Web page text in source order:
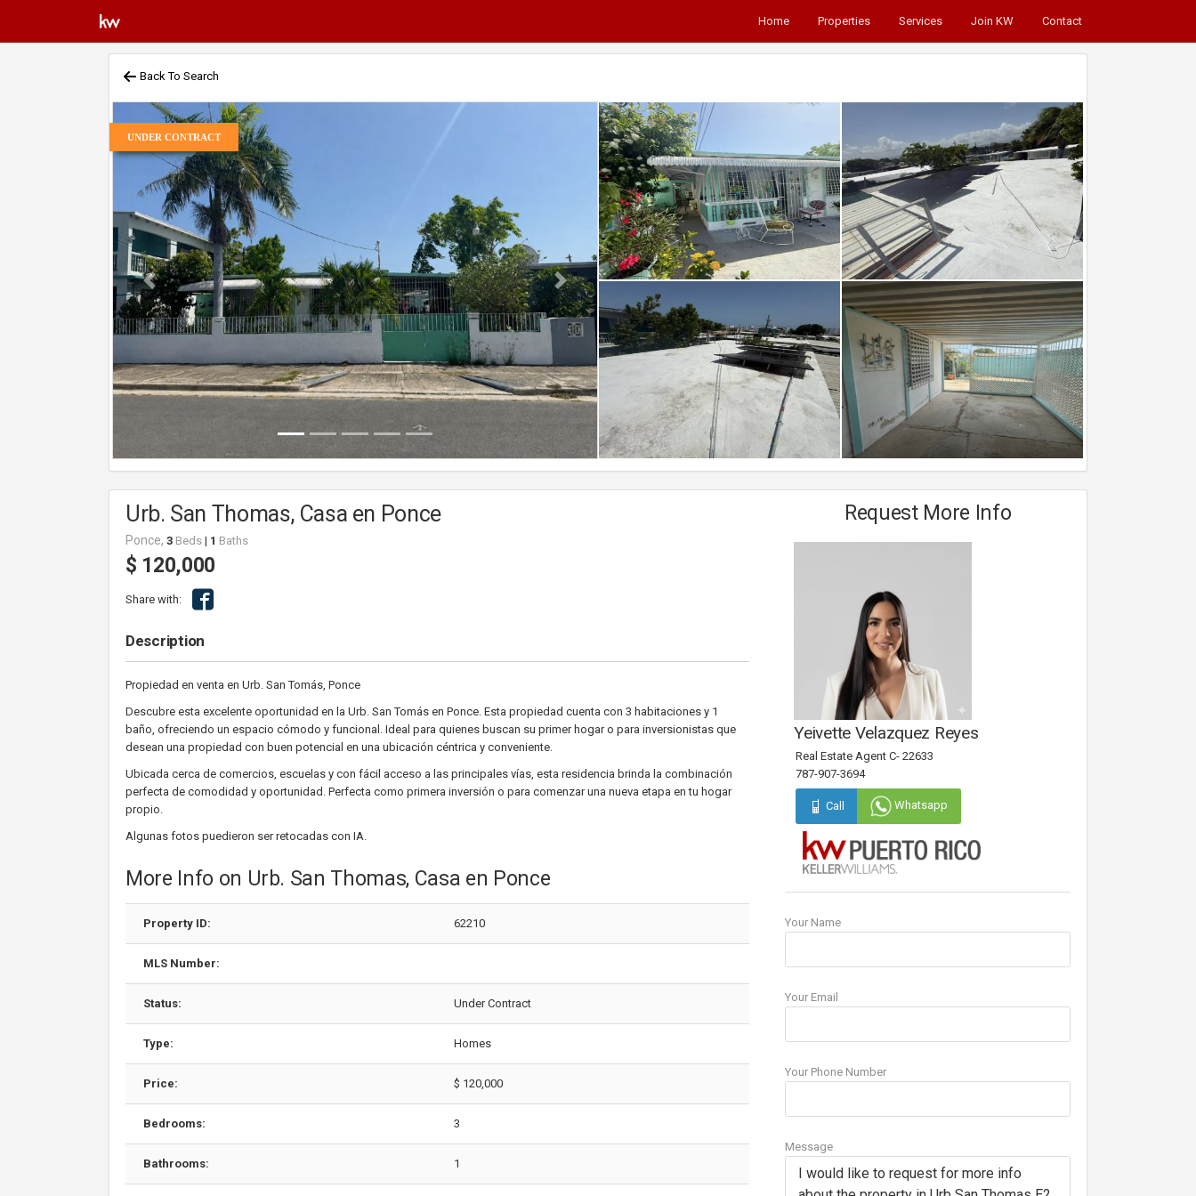
Home Properties Services Join KW Contact
Back To Search
UNDER CONTRACT
Previous Next
Urb. San Thomas, Casa en Ponce
Ponce, 3 Beds | 1 Baths
$ 120,000
Share with:
Description
Propiedad en venta en Urb. San Tomás, Ponce
Descubre esta excelente oportunidad en la Urb. San Tomás en Ponce. Esta propiedad cuenta con 3 habitaciones y 1
baño, ofreciendo un espacio cómodo y funcional. Ideal para quienes buscan su primer hogar o para inversionistas que
desean una propiedad con buen potencial en una ubicación céntrica y conveniente.
Ubicada cerca de comercios, escuelas y con fácil acceso a las principales vías, esta residencia brinda la combinación
perfecta de comodidad y oportunidad. Perfecta como primera inversión o para comenzar una nueva etapa en tu hogar
propio.
Algunas fotos puedieron ser retocadas con IA.
More Info on Urb. San Thomas, Casa en Ponce
Property ID: 62210
MLS Number:
Status: Under Contract
Type: Homes
Price: $ 120,000
Bedrooms: 3
Bathrooms: 1
Request More Info
Yeivette Velazquez Reyes
Real Estate Agent C- 22633
787-907-3694
Call Whatsapp
Your Name
Your Email
Your Phone Number
Message